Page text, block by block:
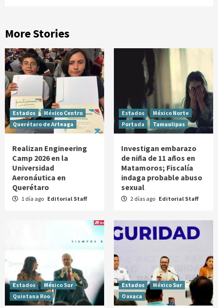
More Stories
Estados
México Centro
Querétaro de Arteaga
Realizan Engineering
Camp 2026 en la
Universidad
Aeronáutica en
Querétaro
1 día ago Editorial Staff
Estados
México Norte
Portada
Tamaulipas
Investigan embarazo
de niña de 11 años en
Matamoros; Fiscalía
indaga probable abuso
sexual
2 días ago Editorial Staff
Estados
México Sur
Quintana Roo
Estados
México Sur
Oaxaca